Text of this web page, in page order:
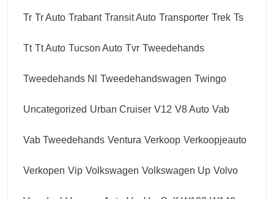
Tr Tr Auto Trabant Transit Auto Transporter Trek Ts
Tt Tt Auto Tucson Auto Tvr Tweedehands
Tweedehands Nl Tweedehandswagen Twingo
Uncategorized Urban Cruiser V12 V8 Auto Vab
Vab Tweedehands Ventura Verkoop Verkoopjeauto
Verkopen Vip Volkswagen Volkswagen Up Volvo